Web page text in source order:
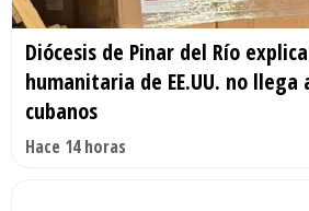
Diócesis de Pinar del Río
humanitaria de EE.UU. no llega
cubanos
Hace 14 horas